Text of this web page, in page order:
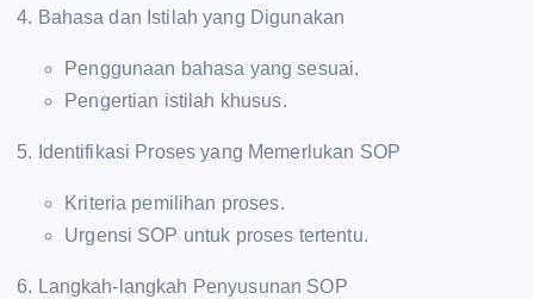
4. Bahasa dan Istilah yang Digunakan
Penggunaan bahasa yang sesuai.
Pengertian istilah khusus.
5. Identifikasi Proses yang Memerlukan SOP
Kriteria pemilihan proses.
Urgensi SOP untuk proses tertentu.
6. Langkah-langkah Penyusunan SOP